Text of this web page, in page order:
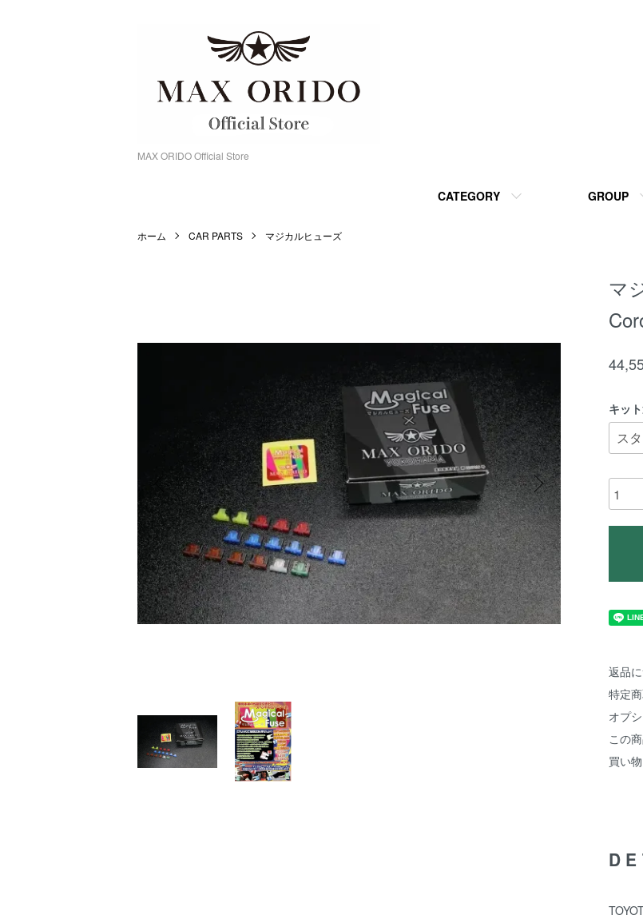
MAX ORIDO Official Store
CATEGORY GROUP
ホーム CAR PARTS マジカルヒューズ
マ
キッ
返品
特定
オプ
この
買い